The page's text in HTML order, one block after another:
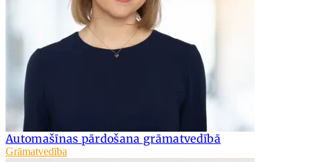
Automašīnas pārdošana grāmatvedībā
Grāmatvedība